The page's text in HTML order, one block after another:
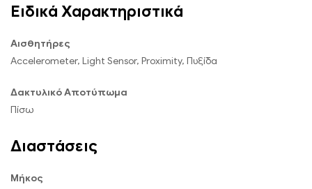
Ειδικά Χαρακτηριστικά
Αισθητήρες
Accelerometer, Light Sensor, Proximity, Πυξίδα
Δακτυλικό Αποτύπωμα
Πίσω
Διαστάσεις
Μήκος